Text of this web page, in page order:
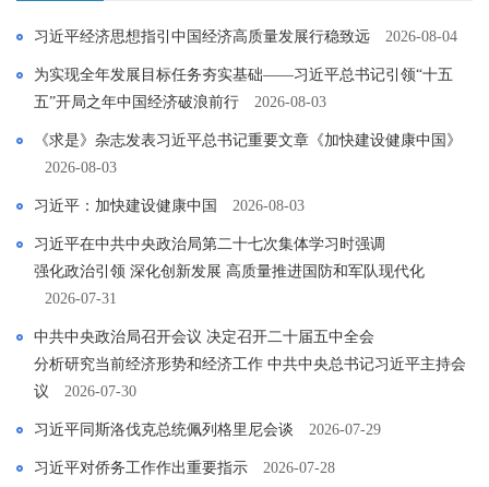
习近平经济思想指引中国经济高质量发展行稳致远 2026-08-04
为实现全年发展目标任务夯实基础——习近平总书记引领“十五
五”开局之年中国经济破浪前行
2026-08-03
《求是》杂志发表习近平总书记重要文章《加快建设健康中国》
2026-08-03
习近平：加快建设健康中国 2026-08-03
习近平在中共中央政治局第二十七次集体学习时强调
强化政治引领 深化创新发展 高质量推进国防和军队现代化
2026-07-31
中共中央政治局召开会议 决定召开二十届五中全会
分析研究当前经济形势和经济工作 中共中央总书记习近平主持会
议
2026-07-30
习近平同斯洛伐克总统佩列格里尼会谈 2026-07-29
习近平对侨务工作作出重要指示 2026-07-28